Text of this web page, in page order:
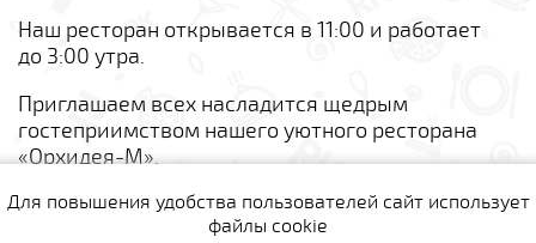
Наш ресторан открывается в 11:00 и работает
до 3:00 утра.
Приглашаем всех насладится щедрым
гостеприимством нашего уютного ресторана
«Орхидея-М».
Комментарии
Для данного предложения пока нет ни одного
Для повышения удобства пользователей сайт использует
файлы cookie